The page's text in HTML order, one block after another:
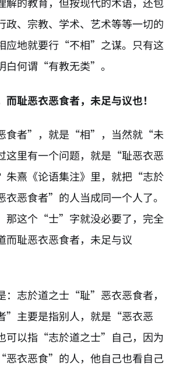
政、宗教、学术、艺术等等一切的
应地就要行“不相”之谋。只有这
白何谓“有教无类”。
耻恶衣恶食者，未足与议也！
食者”，就是“相”，当然就“未
这里有一个问题，就是“耻恶衣恶
朱熹《论语集注》里，就把“志於
恶食者”的人当成同一个人了。
那这个“士”字就没必要了，完全
耻恶衣恶食者，未足与议
：志於道之士“耻”恶衣恶食者，
”主要是指别人，就是“恶衣恶
可以指“志於道之士”自己，因为
恶衣恶食”的人，他自己也看自己